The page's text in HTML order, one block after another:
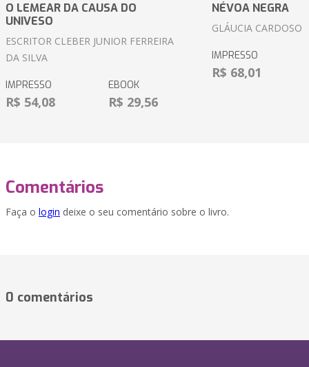
O LEMEAR DA CAUSA DO
UNIVESO
ESCRITOR CLEBER JUNIOR FERREIRA
DA SILVA
IMPRESSO
R$ 54,08
EBOOK
R$ 29,56
NÉVOA NEGRA
GLÁUCIA CARDOSO
IMPRESSO
R$ 68,01
Comentários
Faça o login deixe o seu comentário sobre o livro.
0 comentários